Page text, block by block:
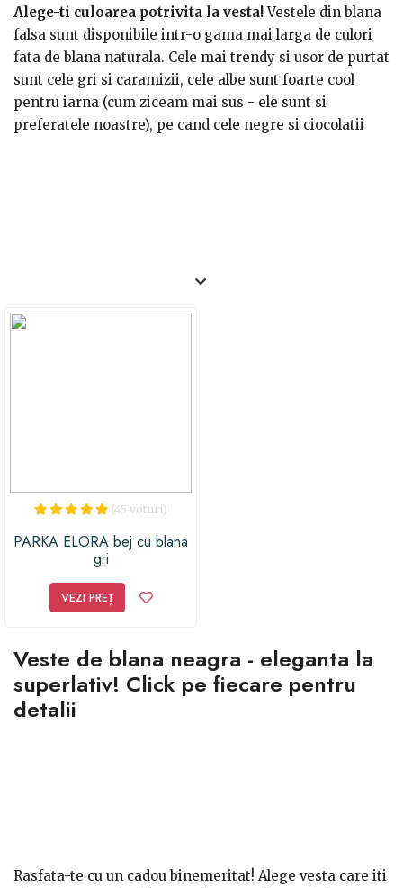
denim) cu o pereche de pantaloni cu talia inalta.
Alege-ti culoarea potrivita la vesta!Vestele din blana
falsa sunt disponibile intr-o gama mai larga de culori
fata de blana naturala. Cele mai trendy si usor de purtat
sunt cele gri si caramizii, cele albe sunt foarte cool
pentru iarna (cum ziceam mai sus - ele sunt si
preferatele noastre), pe cand cele negre si ciocolatii
(45 voturi)
PARKA ELORA bej cu blana
gri
VEZI PREȚ
Veste de blana neagra - eleganta la
superlativ! Click pe fiecare pentru
detalii
Rasfata-te cu un cadou binemeritat! Alege vesta care iti